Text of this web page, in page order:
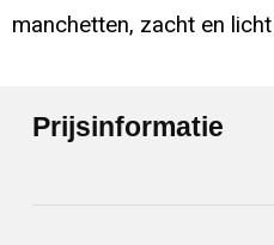
manchetten, zacht en
Prijsinformatie